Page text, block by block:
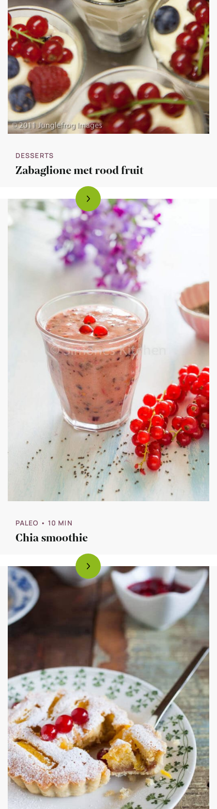
DESSERTS
Zabaglione met rood fruit
PALEO • 10 MIN
Chia smoothie